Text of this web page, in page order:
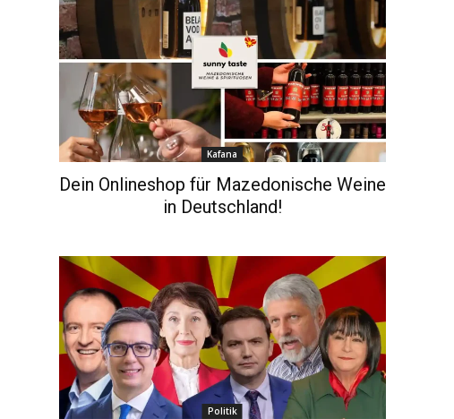
Kafana
Dein Onlineshop für Mazedonische Weine
in Deutschland!
Politik